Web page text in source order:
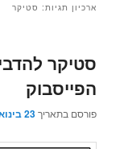
ארכיון תגיות: סטיקר
סטיקר
הפייסבוק
פורסם בתאריך23 בינואר 2014